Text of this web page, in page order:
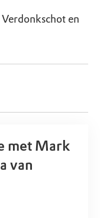
en
met Mark
van